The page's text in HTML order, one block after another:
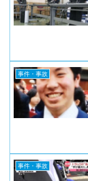
事件・事故
事件・事故